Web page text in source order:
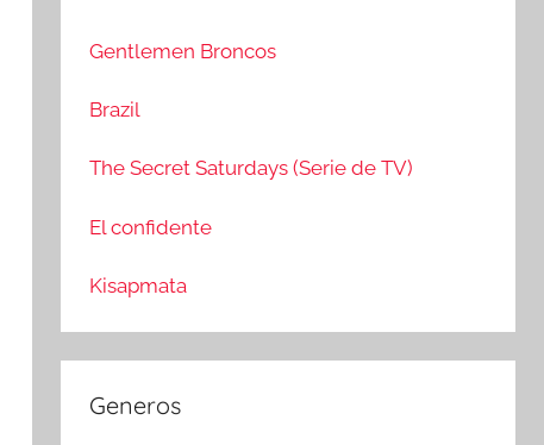
:Gentlemen Broncos
Brazil
The Secret Saturdays (Serie de TV)
El confidente
Kisapmata
Generos